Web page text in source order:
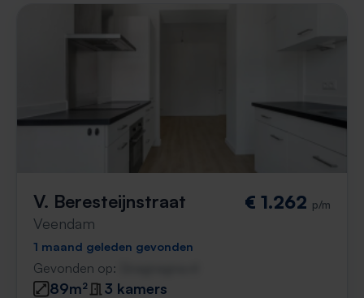
V. Beresteijnstraat
Veendam
€ 1.262 p/m
1 maand geleden gevonden
Gevonden op:
89m²
3 kamers